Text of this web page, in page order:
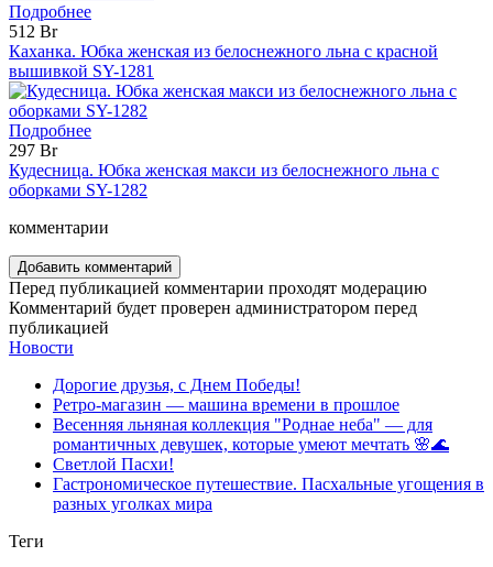
Подробнее
512 Br
Каханка. Юбка женская из белоснежного льна с красной
вышивкой SY-1281
Подробнее
297 Br
Кудесница. Юбка женская макси из белоснежного льна с
оборками SY-1282
комментарии
Добавить комментарий
Перед публикацией комментарии проходят модерацию
Комментарий будет проверен администратором перед
публикацией
Новости
Дорогие друзья, с Днем Победы!
Ретро-магазин — машина времени в прошлое
Весенняя льняная коллекция "Роднае неба" — для
романтичных девушек, которые умеют мечтать 🌸🌊
Светлой Пасхи!
Гастрономическое путешествие. Пасхальные угощения в
разных уголках мира
Теги